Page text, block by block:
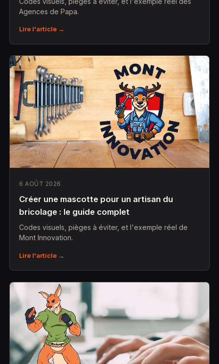
Agences de Papa.
Lire l'article →
6 AOÛT 2026
Créer une mascotte pour un artisan du
bricolage : le guide complet
Codes visuels, pièges à éviter, et l'exemple réel de
Mont Innovation.
Lire l'article →